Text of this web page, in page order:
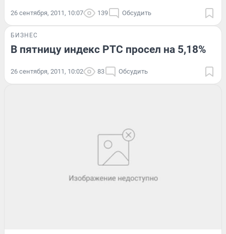
26 сентября, 2011, 10:07 139 Обсудить
БИЗНЕС
В пятницу индекс РТС просел на 5,18%
26 сентября, 2011, 10:02 83 Обсудить